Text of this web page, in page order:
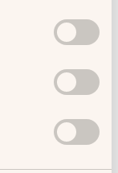
och granskat av